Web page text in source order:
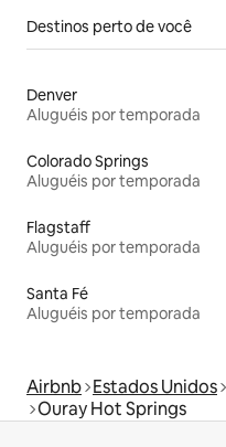
Destinos perto de você
Denver
Aluguéis por temporada
Colorado Springs
Aluguéis por temporada
Flagstaff
Aluguéis por temporada
Santa Fé
Aluguéis por temporada
Airbnb Estados Unidos
Ouray Hot Springs